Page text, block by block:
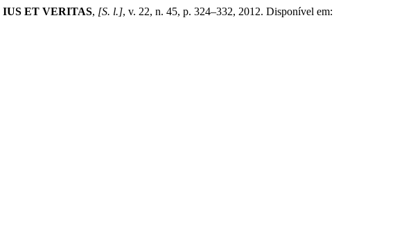
IUS ET VERITAS, [S. l.], v. 22, n. 45, p. 324–332, 2012. Disponível em: